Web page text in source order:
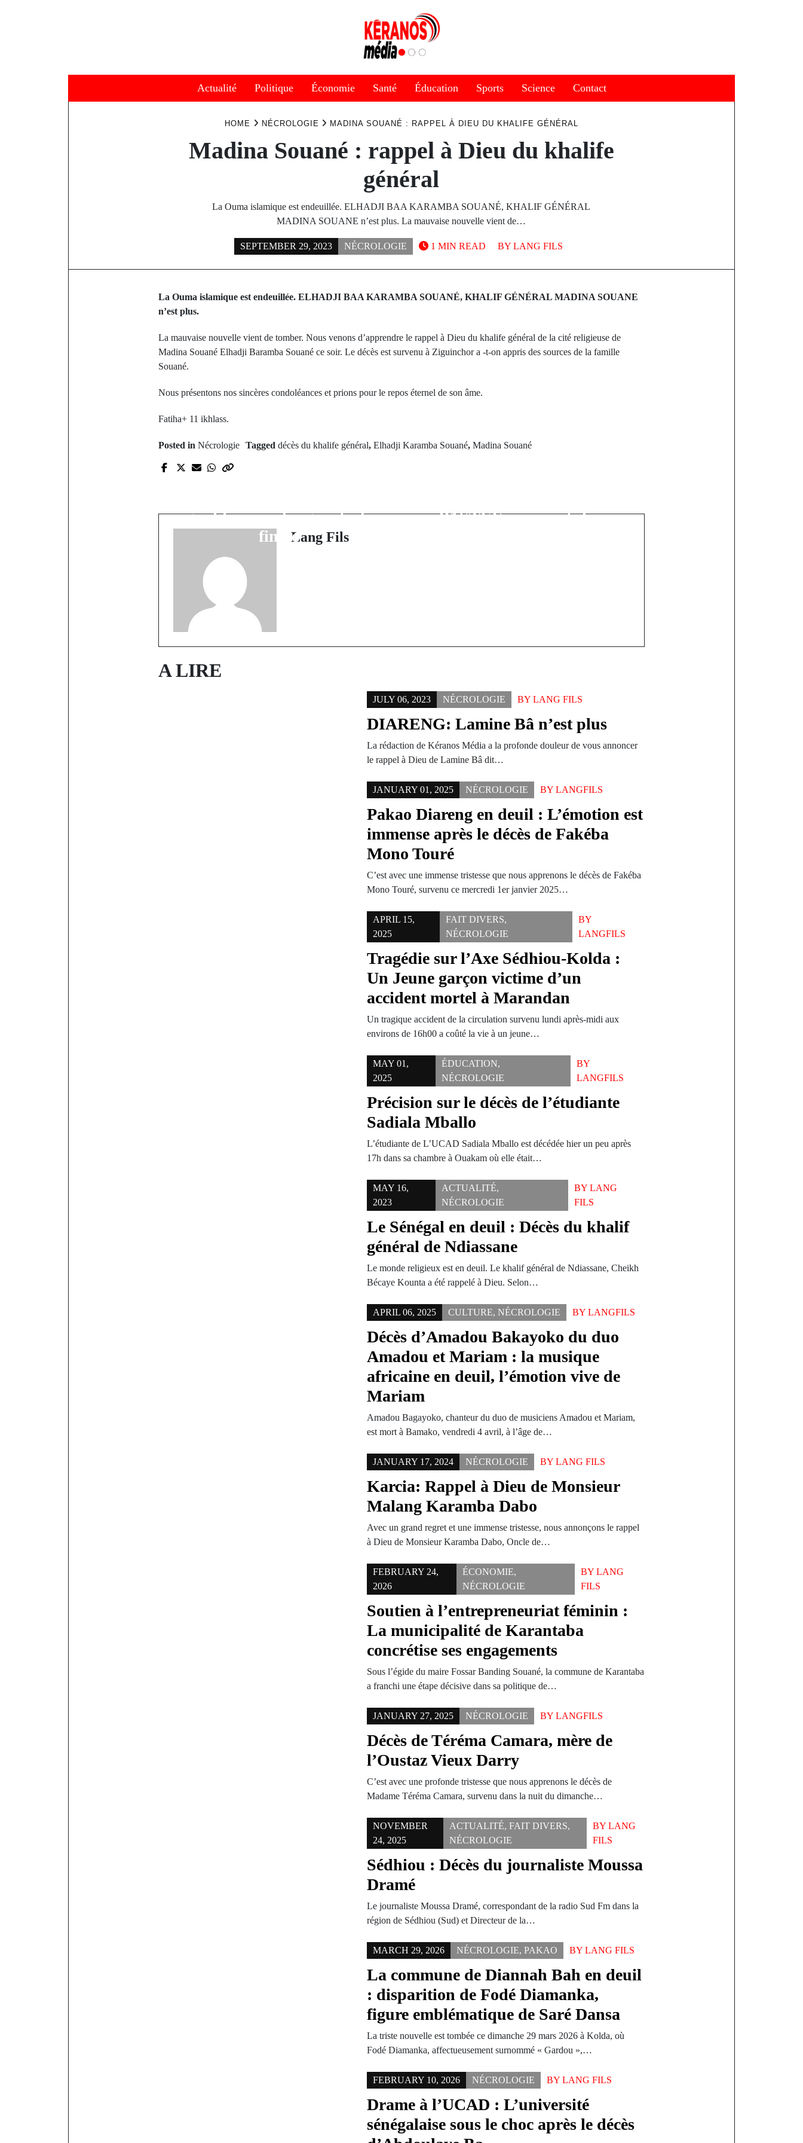
Actualité Politique Économie Santé Éducation Sports Science Contact
HOME NÉCROLOGIE MADINA SOUANÉ : RAPPEL À DIEU DU KHALIFE GÉNÉRAL
Madina Souané : rappel à Dieu du khalife
général
La Ouma islamique est endeuillée. ELHADJI BAA KARAMBA SOUANÉ, KHALIF GÉNÉRAL
MADINA SOUANE n’est plus. La mauvaise nouvelle vient de…
SEPTEMBER 29, 2023 NÉCROLOGIE BY LANG FILS
1 MIN READ
La Ouma islamique est endeuillée. ELHADJI BAA KARAMBA SOUANÉ, KHALIF GÉNÉRAL MADINA SOUANE
n’est plus.
La mauvaise nouvelle vient de tomber. Nous venons d’apprendre le rappel à Dieu du khalife général de la cité religieuse de
Madina Souané Elhadji Baramba Souané ce soir. Le décès est survenu à Ziguinchor a -t-on appris des sources de la famille
Souané.
Nous présentons nos sincères condoléances et prions pour le repos éternel de son âme.
Fatiha+ 11 ikhlass.
Posted in Nécrologie Tagged décès du khalife général, Elhadji Karamba Souané, Madina Souané
Coupe du monde des
qualifié pour les quarts de
finale
PASTEF prépare-t-il un
Lang Fils
A LIRE
JULY 06, 2023 NÉCROLOGIE BYLANG FILS
DIARENG: Lamine Bâ n’est plus
La rédaction de Kéranos Média a la profonde douleur de vous annoncer
le rappel à Dieu de Lamine Bâ dit…
JANUARY 01, 2025 NÉCROLOGIE BYLANGFILS
Pakao Diareng en deuil : L’émotion est
immense après le décès de Fakéba
Mono Touré
C’est avec une immense tristesse que nous apprenons le décès de Fakéba
Mono Touré, survenu ce mercredi 1er janvier 2025…
APRIL 15,
2025
FAIT DIVERS,
NÉCROLOGIE
BY
LANGFILS
Tragédie sur l’Axe Sédhiou-Kolda :
Un Jeune garçon victime d’un
accident mortel à Marandan
Un tragique accident de la circulation survenu lundi après-midi aux
environs de 16h00 a coûté la vie à un jeune…
MAY 01,
2025
ÉDUCATION,
NÉCROLOGIE
BY
LANGFILS
Précision sur le décès de l’étudiante
Sadiala Mballo
L’étudiante de L’UCAD Sadiala Mballo est décédée hier un peu après
17h dans sa chambre à Ouakam où elle était…
MAY 16,
2023
ACTUALITÉ,
NÉCROLOGIE
BYLANG
FILS
Le Sénégal en deuil : Décès du khalif
général de Ndiassane
Le monde religieux est en deuil. Le khalif général de Ndiassane, Cheikh
Bécaye Kounta a été rappelé à Dieu. Selon…
APRIL 06, 2025 CULTURE,NÉCROLOGIE BYLANGFILS
Décès d’Amadou Bakayoko du duo
Amadou et Mariam : la musique
africaine en deuil, l’émotion vive de
Mariam
Amadou Bagayoko, chanteur du duo de musiciens Amadou et Mariam,
est mort à Bamako, vendredi 4 avril, à l’âge de…
JANUARY 17, 2024 NÉCROLOGIE BYLANG FILS
Karcia: Rappel à Dieu de Monsieur
Malang Karamba Dabo
Avec un grand regret et une immense tristesse, nous annonçons le rappel
à Dieu de Monsieur Karamba Dabo, Oncle de…
FEBRUARY 24,
2026
ÉCONOMIE,
NÉCROLOGIE
BY LANG
FILS
Soutien à l’entrepreneuriat féminin :
La municipalité de Karantaba
concrétise ses engagements
Sous l’égide du maire Fossar Banding Souané, la commune de Karantaba
a franchi une étape décisive dans sa politique de…
JANUARY 27, 2025 NÉCROLOGIE BYLANGFILS
Décès de Téréma Camara, mère de
l’Oustaz Vieux Darry
C’est avec une profonde tristesse que nous apprenons le décès de
Madame Téréma Camara, survenu dans la nuit du dimanche…
NOVEMBER
24, 2025
ACTUALITÉ, FAIT DIVERS,
NÉCROLOGIE
BY LANG
FILS
Sédhiou : Décès du journaliste Moussa
Dramé
Le journaliste Moussa Dramé, correspondant de la radio Sud Fm dans la
région de Sédhiou (Sud) et Directeur de la…
MARCH 29, 2026 NÉCROLOGIE,PAKAO BYLANG FILS
La commune de Diannah Bah en deuil
: disparition de Fodé Diamanka,
figure emblématique de Saré Dansa
La triste nouvelle est tombée ce dimanche 29 mars 2026 à Kolda, où
Fodé Diamanka, affectueusement surnommé « Gardou »,…
FEBRUARY 10, 2026 NÉCROLOGIE BYLANG FILS
Drame à l’UCAD : L’université
sénégalaise sous le choc après le décès